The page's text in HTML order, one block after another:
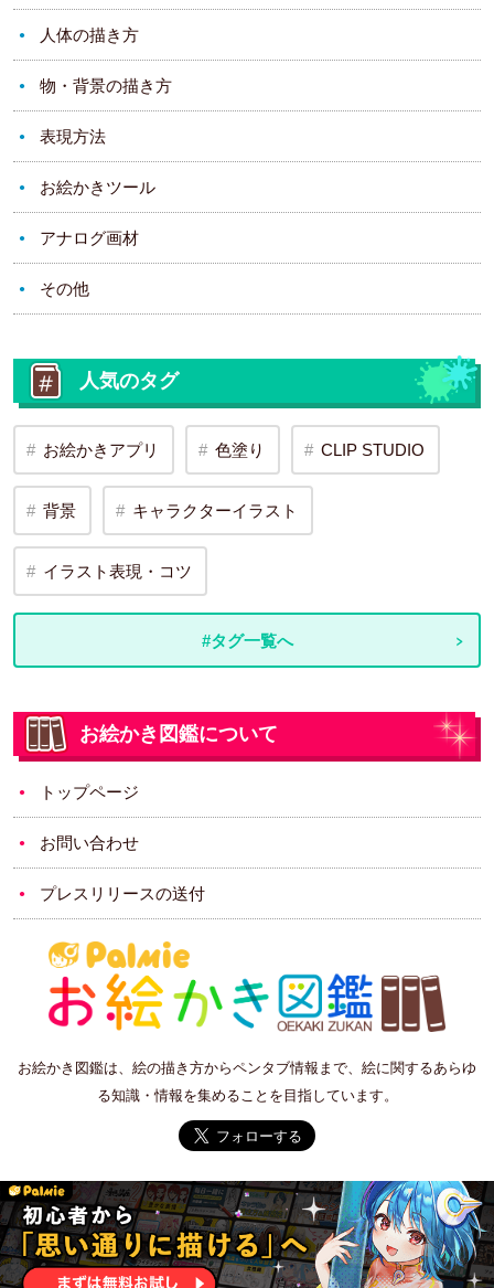
人体の描き方
物・背景の描き方
表現方法
お絵かきツール
アナログ画材
その他
人気のタグ
お絵かきアプリ 色塗り CLIP STUDIO
背景 キャラクターイラスト
イラスト表現・コツ
#タグ一覧へ
お絵かき図鑑について
トップページ
お問い合わせ
プレスリリースの送付
お絵かき図鑑は、絵の描き方からペンタブ情報まで、絵に関するあらゆ
る知識・情報を集めることを目指しています。